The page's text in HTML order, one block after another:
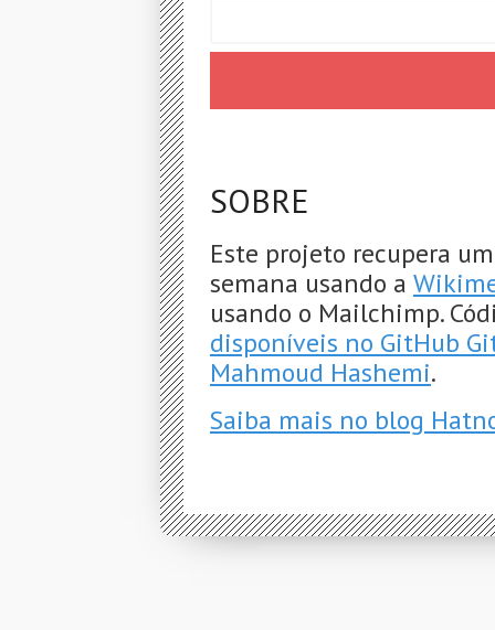
SOBRE
Este projeto recupera
semana usando a
usando o Mailchimp.
disponíveis no GitHub
Mahmoud Hashemi.
Saiba mais no blog